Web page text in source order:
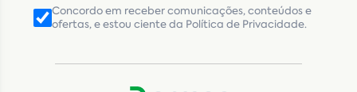
Concordo em receber comunicações, conteúdos e
ofertas, e estou ciente da Política de Privacidade.
CNPJ Inscrição Estadual(Produtor Rural)
CNPJ da empresa/ CPF - Produtor rural*